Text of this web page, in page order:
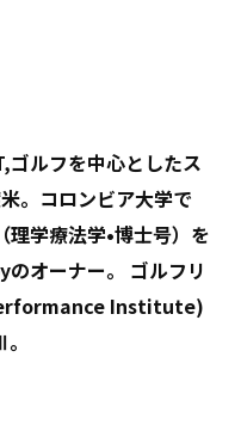
ゴルフを中心としたス
。コロンビア大学で
学療法学•博士号）を
オーナー。 ゴルフリ
Institute)